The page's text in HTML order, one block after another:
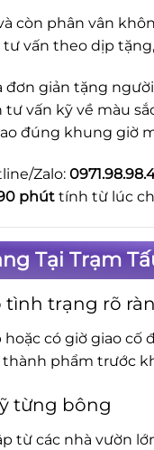
còn phân vân
tư vấn theo dịp
đơn giản tặng
tư vấn kỹ về màu
đúng khung giờ
Zalo:
phút tính từ lúc
Tại Trạm
tình trạng rõ
có giờ giao
phẩm trước
từng bông
từ các nhà vườn